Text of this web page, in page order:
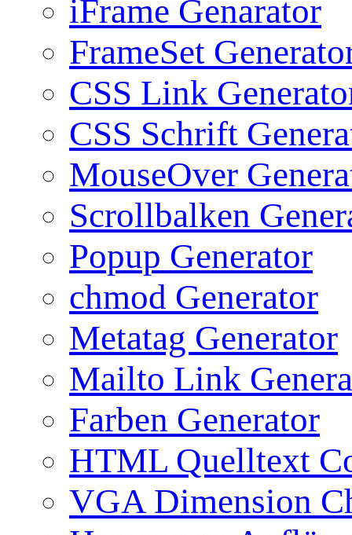
iFrame Genarator
FrameSet
CSS Link
CSS Schrift
MouseOver
Scrollbalken
Popup Generator
chmod Generator
Metatag Generator
Mailto Link
Farben Generator
HTML Quelltext
VGA Dimension